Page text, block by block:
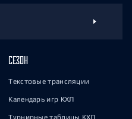
СЕЗОН
Текстовые трансляции
Календарь игр КХЛ
Турнирные таблицы КХЛ